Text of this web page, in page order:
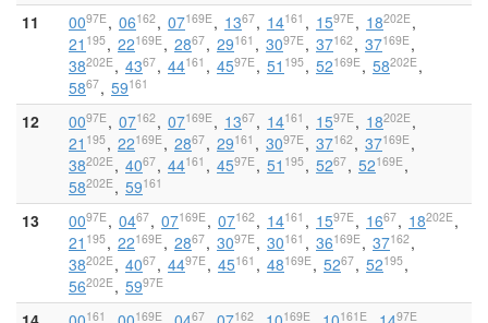
11 0097E 06162 07169E 1367 14161 1597E 18202E
21 195 22169E 2867 29161 3097E 37162 37169E
38202E 4367 44161 4597E 51 195 52169E 58202E
5867 59161
12 0097E 07162 07169E 1367 14161 1597E 18202E
21 195 22169E 2867 29161 3097E 37162 37169E
38202E 4067 44161 4597E 51 195 5267 52169E
58202E 59161
13 0097E 0467 07169E 07162 14161 1597E 1667 18202E
21 195 22169E 2867 3097E 30161 36169E 37162
38202E 4067 4497E 45161 48169E 5267 52195
56202E 5997E
161 169E 67 162 169E 161E 97E